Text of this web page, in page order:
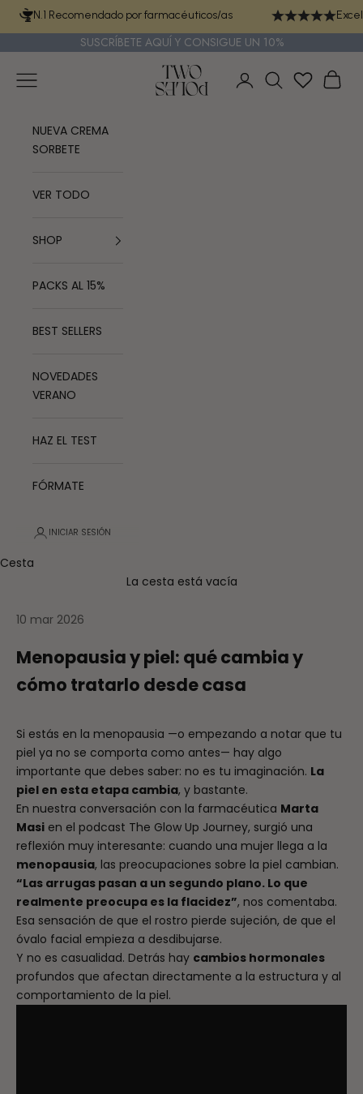
Ir al contenidoN.1 Recomendado por farmacéuticos/as
SUSCRÍBETE AQUÍ Y CONSIGUE UN 10%
TWO POLES COSMETICS
Menú
Iniciar sesión
Buscar
NUEVA CREMA
SORBETE
VER TODO
SHOP
PACKS AL 15%
BEST SELLERS
NOVEDADES
VERANO
HAZ EL TEST
FÓRMATE
INICIAR SESIÓN
Cesta
La cesta está vacía
10 mar 2026
Menopausia y piel: qué cambia y
cómo tratarlo desde casa
Si estás en la menopausia —o empezando a notar que tu
piel ya no se comporta como antes— hay algo
importante que debes saber: no es tu imaginación. La
piel en esta etapa cambia, y bastante.
En nuestra conversación con la farmacéutica Marta
Masi en el podcast The Glow Up Journey, surgió una
reflexión muy interesante: cuando una mujer llega a la
menopausia, las preocupaciones sobre la piel cambian.
“Las arrugas pasan a un segundo plano. Lo que
realmente preocupa es la flacidez”, nos comentaba.
Esa sensación de que el rostro pierde sujeción, de que el
óvalo facial empieza a desdibujarse.
Y no es casualidad. Detrás hay cambios hormonales
profundos que afectan directamente a la estructura y al
comportamiento de la piel.